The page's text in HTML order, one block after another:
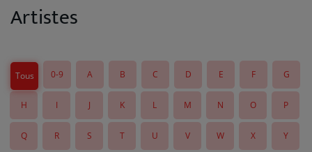
RADIO
Equipes
Evènements
Artistes
Tous 0-9 A B C D E F G
H I J K L M N O P
Q R S T U V W X Y